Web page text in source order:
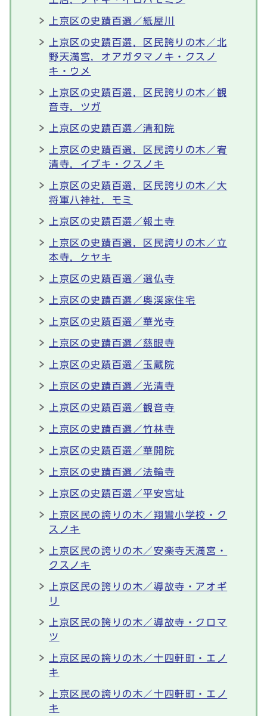
上京区の史蹟百選／紙屋川
上京区の史蹟百選，区民誇りの木／北
野天満宮，オアガタマノキ・クスノ
キ・ウメ
上京区の史蹟百選，区民誇りの木／観
音寺，ツガ
上京区の史蹟百選／清和院
上京区の史蹟百選，区民誇りの木／宥
清寺，イブキ・クスノキ
上京区の史蹟百選，区民誇りの木／大
将軍八神社，モミ
上京区の史蹟百選／報土寺
上京区の史蹟百選，区民誇りの木／立
本寺，ケヤキ
上京区の史蹟百選／選仏寺
上京区の史蹟百選／奥渓家住宅
上京区の史蹟百選／華光寺
上京区の史蹟百選／慈眼寺
上京区の史蹟百選／玉蔵院
上京区の史蹟百選／光清寺
上京区の史蹟百選／観音寺
上京区の史蹟百選／竹林寺
上京区の史蹟百選／華開院
上京区の史蹟百選／法輪寺
上京区の史蹟百選／平安宮址
上京区民の誇りの木／翔鸞小学校・ク
スノキ
上京区民の誇りの木／安楽寺天満宮・
クスノキ
上京区民の誇りの木／導故寺・アオギ
リ
上京区民の誇りの木／導故寺・クロマ
ツ
上京区民の誇りの木／十四軒町・エノ
キ
上京区民の誇りの木／十四軒町・エノ
キ